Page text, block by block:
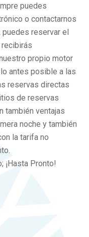
puedes
o contactarnos
puedes reservar el
propio motor
antes posible a las
reservas directas
de reservas
también ventajas
noche y también
la tarifa no
¡Hasta Pronto!